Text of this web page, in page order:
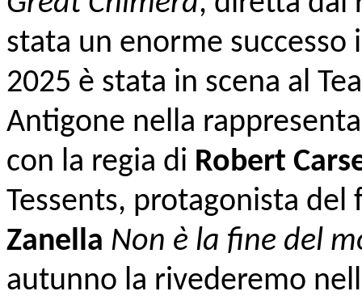
stata un enorme successo
2025 è stata in scena al
Antigone nella
con la regia di Robert
Tessents, protagonista
Zanella Non è la fine del
autunno la rivederemo